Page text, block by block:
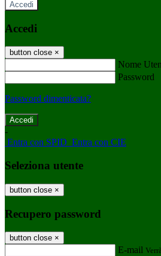
Accedi
Accedi
button close ×
Nome
Password
Password dimenticata?
-
Entra con SPID Entra con CIE
Seleziona utente
button close ×
Recupero password
button close ×
E-mail